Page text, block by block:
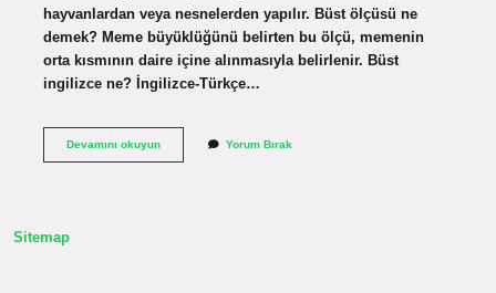
hayvanlardan veya nesnelerden yapılır. Büst ölçüsü ne
demek? Meme büyüklüğünü belirten bu ölçü, memenin
orta kısmının daire içine alınmasıyla belirlenir. Büst
ingilizce ne? İngilizce-Türkçe…
Devamını okuyunBüst
Yorum Bırak
Sitemap